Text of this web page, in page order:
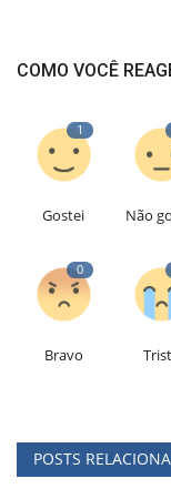
COMO VOCÊ
1
Gostei Não
0
Bravo
POSTS